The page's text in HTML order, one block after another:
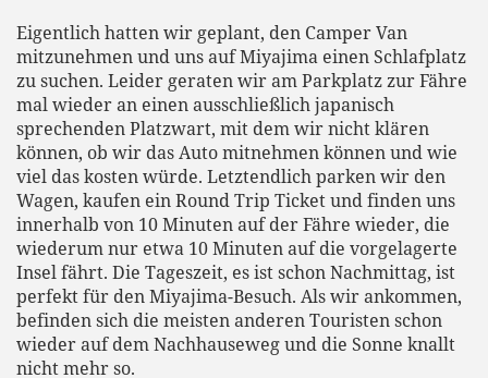
Eigentlich hatten wir geplant, den Camper Van
mitzunehmen und uns auf Miyajima einen Schlafplatz
zu suchen. Leider geraten wir am Parkplatz zur Fähre
mal wieder an einen ausschließlich japanisch
sprechenden Platzwart, mit dem wir nicht klären
können, ob wir das Auto mitnehmen können und wie
viel das kosten würde. Letztendlich parken wir den
Wagen, kaufen ein Round Trip Ticket und finden uns
innerhalb von 10 Minuten auf der Fähre wieder, die
wiederum nur etwa 10 Minuten auf die vorgelagerte
Insel fährt. Die Tageszeit, es ist schon Nachmittag, ist
perfekt für den Miyajima-Besuch. Als wir ankommen,
befinden sich die meisten anderen Touristen schon
wieder auf dem Nachhauseweg und die Sonne knallt
nicht mehr so.